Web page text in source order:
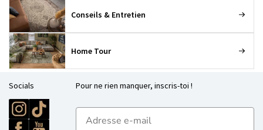
Conseils & Entretien
Home Tour
Socials Pour ne rien manquer, inscris-toi !
E-mailadres